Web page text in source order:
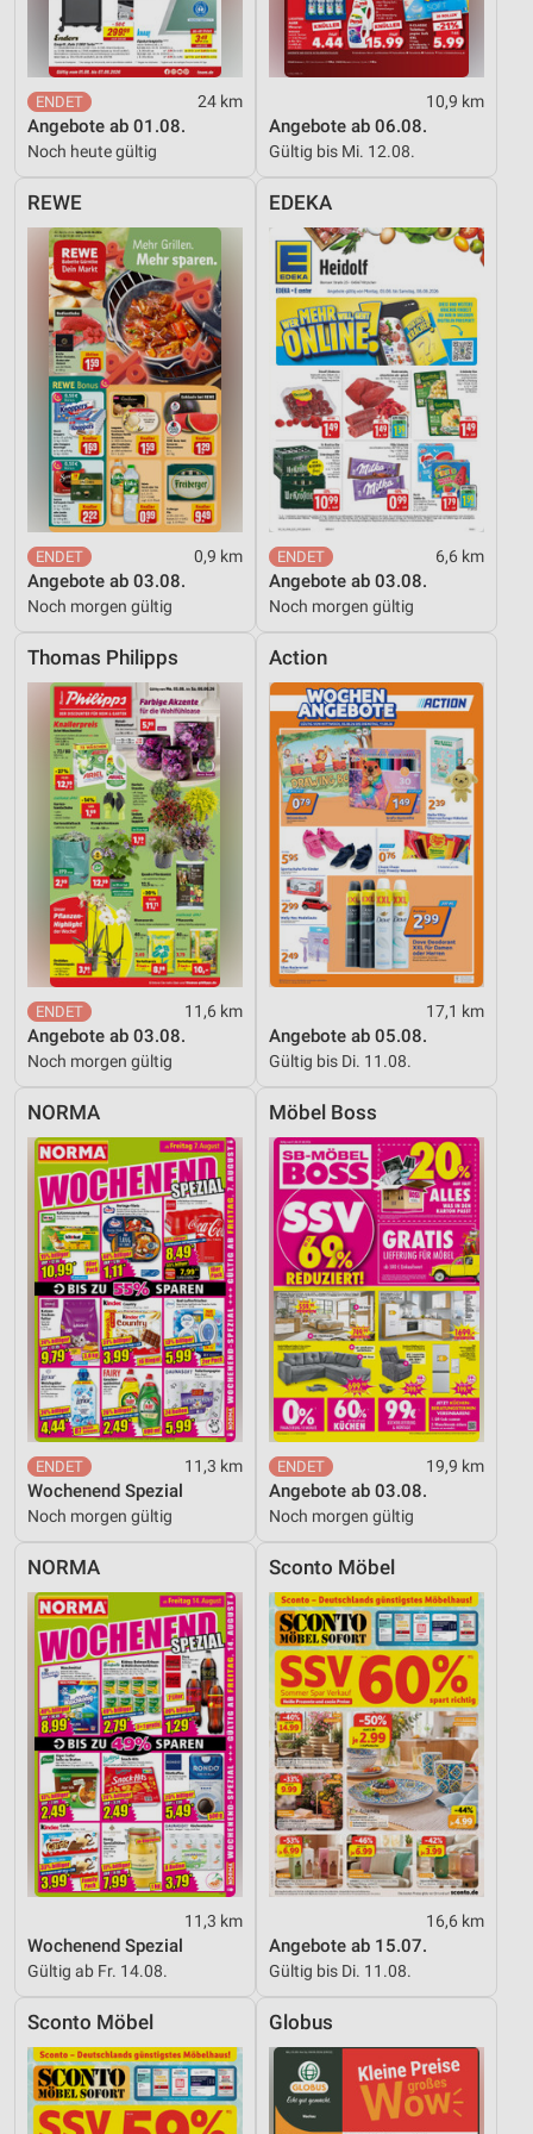
24 km
Angebote ab 01.08.
Noch heute gültig
10,9 km
Angebote ab 06.08.
Gültig bis Mi. 12.08.
REWE
0,9 km
Angebote ab 03.08.
Noch morgen gültig
EDEKA
6,6 km
Angebote ab 03.08.
Noch morgen gültig
Thomas Philipps
11,6 km
Angebote ab 03.08.
Noch morgen gültig
Action
17,1 km
Angebote ab 05.08.
Gültig bis Di. 11.08.
NORMA
11,3 km
Wochenend Spezial
Noch morgen gültig
Möbel Boss
19,9 km
Angebote ab 03.08.
Noch morgen gültig
NORMA
11,3 km
Wochenend Spezial
Gültig ab Fr. 14.08.
Sconto Möbel
16,6 km
Angebote ab 15.07.
Gültig bis Di. 11.08.
Sconto Möbel Globus
Messung der Werbeleistung
Messung der Performance von Inhalten
Analyse von Zielgruppen durch Statistiken oder
Kombinationen von Daten aus verschiedenen
Entwicklung und Verbesserung der Angebote
Verwendung reduzierter Daten zur Auswahl von
Inhalten
IAB-Besonderheiten:
Verwendung genauer Standortdaten
Geräte anhand von aktiv angeforderten
Informationen identifizieren
Nicht-IAB-Verarbeitungszwecke:
Notwendig
Performance
Funktional
Werbung